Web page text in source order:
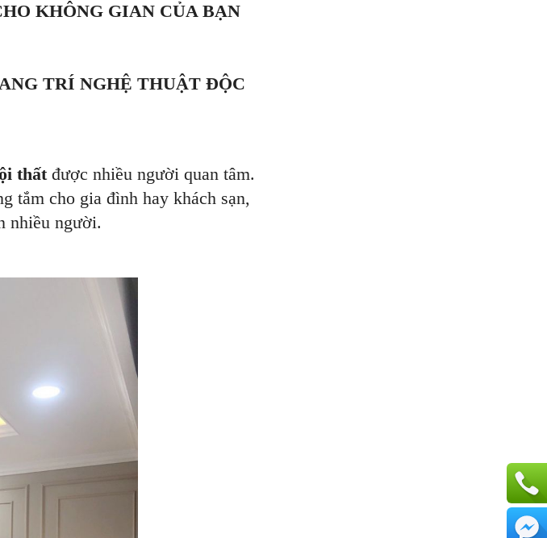
KHÔNG GIAN CỦA BẠN
TRÍ NGHỆ THUẬT ĐỘC
thấtđược nhiều người quan tâm.
tắm cho gia đình hay khách sạn,
nhiều người.